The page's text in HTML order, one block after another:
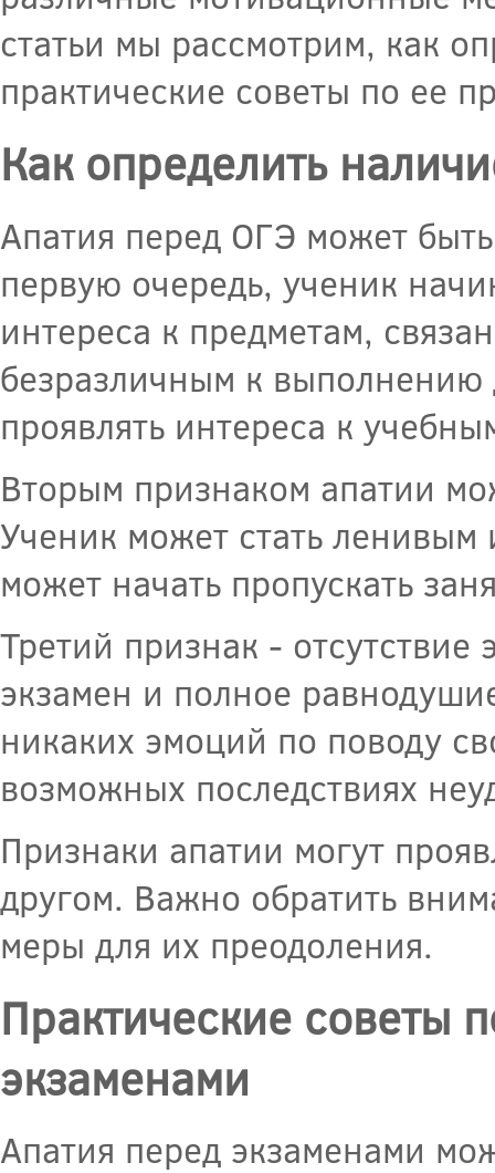
статьи мы рассмотрим, как
практические советы по ее
Как определить
Апатия перед ОГЭ может
первую очередь, ученик
интереса к предметам,
безразличным к
проявлять интереса к
Вторым признаком апатии
Ученик может стать
может начать пропускать
Третий признак -
экзамен и полное
никаких эмоций по поводу
возможных последствиях
Признаки апатии могут
другом. Важно обратить
меры для их преодоления.
Практические советы
экзаменами
Апатия перед экзаменами